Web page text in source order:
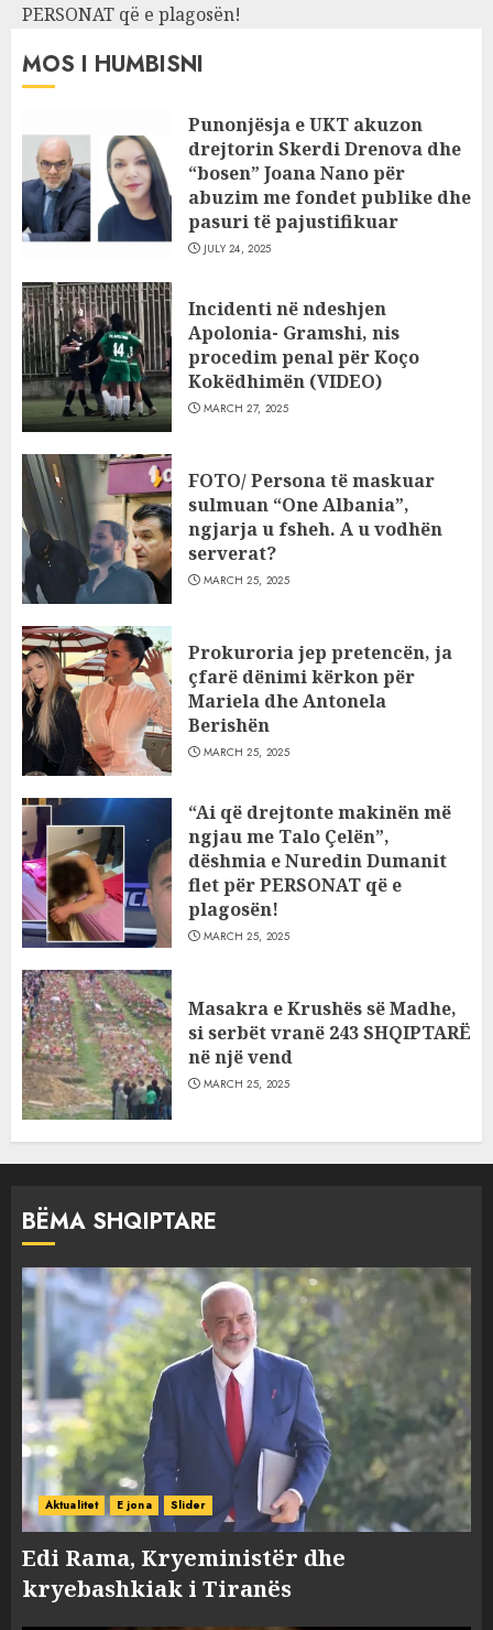
PERSONAT që e plagosën!
MOS I HUMBISNI
Punonjësja e UKT akuzon
drejtorin Skerdi Drenova dhe
“bosen” Joana Nano për
abuzim me fondet publike dhe
pasuri të pajustifikuar
JULY 24, 2025
Incidenti në ndeshjen
Apolonia- Gramshi, nis
procedim penal për Koço
Kokëdhimën (VIDEO)
MARCH 27, 2025
FOTO/ Persona të maskuar
sulmuan “One Albania”,
ngjarja u fsheh. A u vodhën
serverat?
MARCH 25, 2025
Prokuroria jep pretencën, ja
çfarë dënimi kërkon për
Mariela dhe Antonela
Berishën
MARCH 25, 2025
“Ai që drejtonte makinën më
ngjau me Talo Çelën”,
dëshmia e Nuredin Dumanit
flet për PERSONAT që e
plagosën!
MARCH 25, 2025
Masakra e Krushës së Madhe,
si serbët vranë 243 SHQIPTARË
në një vend
MARCH 25, 2025
BËMA SHQIPTARE
Aktualitet E jona Slider
Edi Rama, Kryeministër dhe
kryebashkiak i Tiranës